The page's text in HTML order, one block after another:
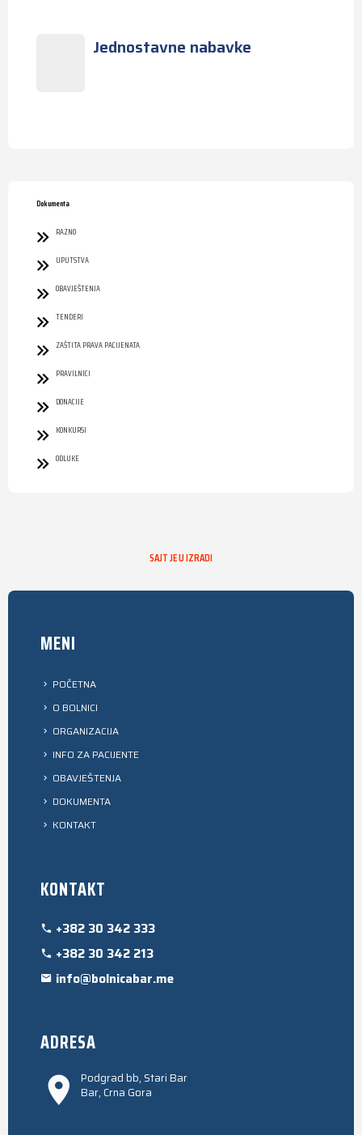
Jednostavne nabavke
Dokumenta
RAZNO
UPUTSTVA
OBAVJEŠTENJA
TENDERI
ZAŠTITA PRAVA PACIJENATA
PRAVILNICI
DONACIJE
KONKURSI
ODLUKE
SAJT JE U IZRADI
MENI
POČETNA
O BOLNICI
ORGANIZACIJA
INFO ZA PACIJENTE
OBAVJEŠTENJA
DOKUMENTA
KONTAKT
KONTAKT
+382 30 342 333
+382 30 342 213
info@bolnicabar.me
ADRESA
Podgrad bb, Stari Bar
Bar, Crna Gora